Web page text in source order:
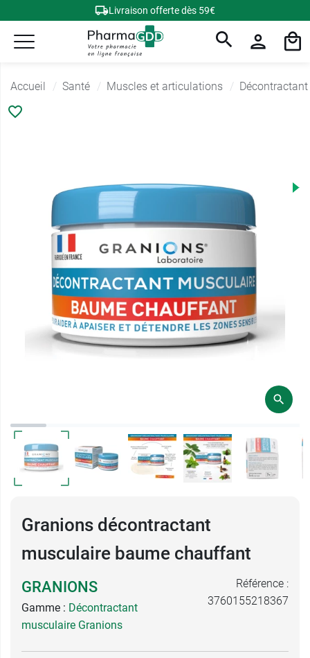
Livraison offerte dès 59€
Accueil Santé Muscles et articulations
Granions décontractant
musculaire baume chauffant
GRANIONS
Gamme : Décontractant
musculaire Granions
Référence :
3760155218367